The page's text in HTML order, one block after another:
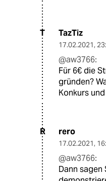
T TazTiz
17.02.2021,
@aw3766:
Für 6€ die
gründen?
Konkurs
R rero
17.02.2021,
@aw3766:
Dann sagen